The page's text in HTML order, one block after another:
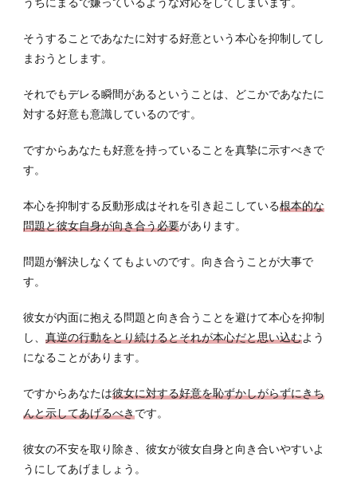
そうすることであなたに対する好意という本心を抑制してし
まおうとします。
それでもデレる瞬間があるということは、どこかであなたに
対する好意も意識しているのです。
ですからあなたも好意を持っていることを真摯に示すべきで
す。
本心を抑制する反動形成はそれを引き起こしている根本的な
問題と彼女自身が向き合う必要があります。
問題が解決しなくてもよいのです。向き合うことが大事で
す。
彼女が内面に抱える問題と向き合うことを避けて本心を抑制
し、 真逆の行動をとり続けるとそれが本心だと思い込むよう
になることがあります。
ですからあなたは彼女に対する好意を恥ずかしがらずにきち
んと示してあげるべきです。
彼女の不安を取り除き、彼女が彼女自身と向き合いやすいよ
うにしてあげましょう。